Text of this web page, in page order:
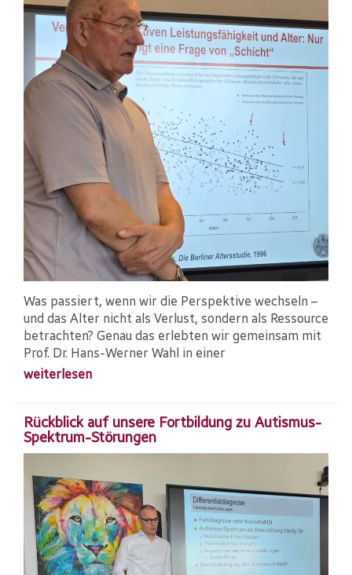
Was passiert, wenn wir die Perspektive wechseln –
und das Alter nicht als Verlust, sondern als Ressource
betrachten? Genau das erlebten wir gemeinsam mit
Prof. Dr. Hans-Werner Wahl in einer
weiterlesen
Rückblick auf unsere Fortbildung zu Autismus-
Spektrum-Störungen